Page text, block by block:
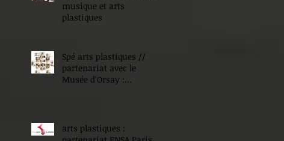
musique et arts
plastiques
Spé arts plastiques //
partenariat avec le
Musée d’Orsay :
arts plastiques :